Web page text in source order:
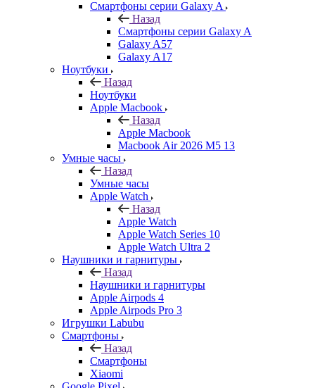
Смартфоны серии Galaxy A
Назад
Смартфоны серии Galaxy A
Galaxy A57
Galaxy A17
Ноутбуки
Назад
Ноутбуки
Apple Macbook
Назад
Apple Macbook
Macbook Air 2026 M5 13
Умные часы
Назад
Умные часы
Apple Watch
Назад
Apple Watch
Apple Watch Series 10
Apple Watch Ultra 2
Наушники и гарнитуры
Назад
Наушники и гарнитуры
Apple Airpods 4
Apple Airpods Pro 3
Игрушки Labubu
Смартфоны
Назад
Смартфоны
Xiaomi